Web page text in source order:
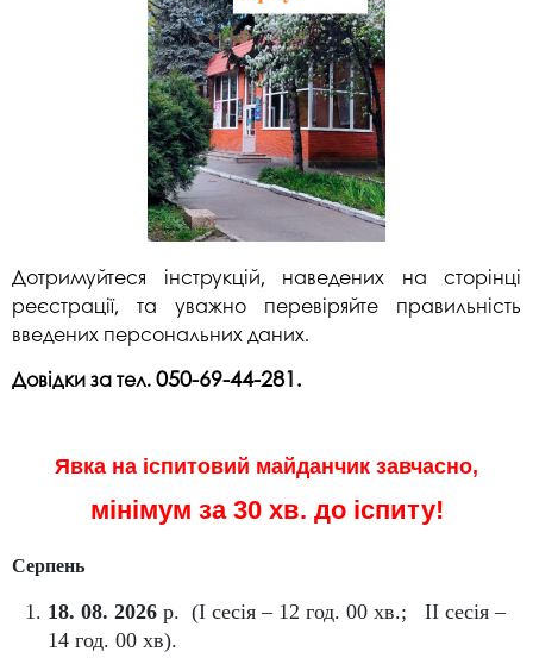
Дотримуйтеся інструкцій, наведених на сторінці
реєстрації, та уважно перевіряйте правильність
введених персональних даних.
Довідки за тел.050-69-44-281.
Явка на іспитовий майданчик завчасно,
мінімум за 30 хв. до іспиту!
Серпень
18. 08. 2026 р. (І сесія – 12 год. 00 хв.; II сесія –
14 год. 00 хв).